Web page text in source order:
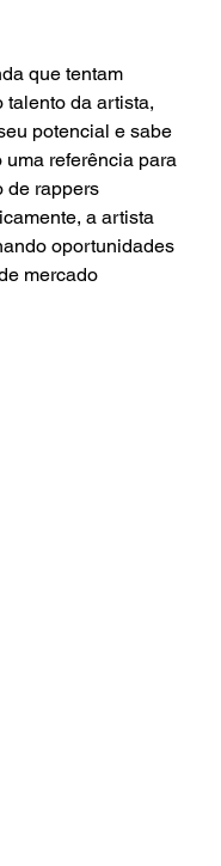
que tentam
talento da artista,
potencial e sabe
referência para
de rappers
a artista
oportunidades
mercado